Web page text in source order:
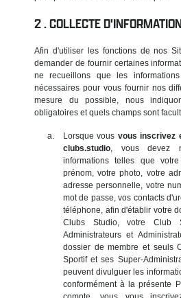
COLLECTE
Afin d'utiliser les fonctions de nos
demander de fournir certaines
ne recueillons que les
nécessaires pour vous fournir nos
mesure du possible, nous
obligatoires et quels champs sont
Lorsque vous vous inscrivez
clubs.studio, vous devez
informations telles que
prénom, votre photo, votre
adresse personnelle, votre
mot de passe, vos contacts
téléphone, afin d'établir votre
Clubs Studio, votre Club
Administrateurs et
dossier de membre et seuls
Sportif et ses Super-
peuvent divulguer les
conformément à la présente